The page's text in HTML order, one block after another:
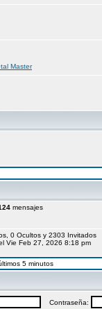
Master
mensajes
0 Ocultos y 2303
Vie Feb 27, 2026 8:18 pm
5 minutos
Contraseña: